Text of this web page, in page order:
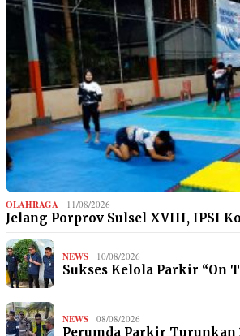
OLAHRAGA 11/08/2026
Jelang Porprov Sulsel XVIII, IPSI
NEWS 10/08/2026
Sukses Kelola Parkir “On
NEWS 08/08/2026
Perumda Parkir Turunkan